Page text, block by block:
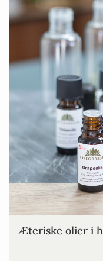
Æteriske olier i